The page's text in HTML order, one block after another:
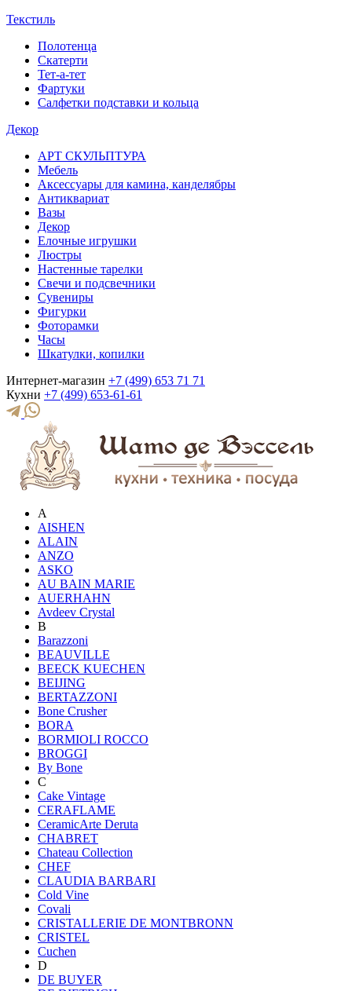
Текстиль
Полотенца
Скатерти
Тет-а-тет
Фартуки
Салфетки подставки и кольца
Декор
АРТ СКУЛЬПТУРА
Мебель
Аксессуары для камина, канделябры
Антиквариат
Вазы
Декор
Елочные игрушки
Люстры
Настенные тарелки
Свечи и подсвечники
Сувениры
Фигурки
Фоторамки
Часы
Шкатулки, копилки
Интернет-магазин +7 (499) 653 71 71
Кухни +7 (499) 653-61-61
A
AISHEN
ALAIN
ANZO
ASKO
AU BAIN MARIE
AUERHAHN
Avdeev Crystal
B
Barazzoni
BEAUVILLE
BEECK KUECHEN
BEIJING
BERTAZZONI
Bone Crusher
BORA
BORMIOLI ROCCO
BROGGI
By Bone
C
Cake Vintage
CERAFLAME
CeramicArte Deruta
CHABRET
Chateau Collection
CHEF
CLAUDIA BARBARI
Cold Vine
Covali
CRISTALLERIE DE MONTBRONN
CRISTEL
Cuchen
D
DE BUYER